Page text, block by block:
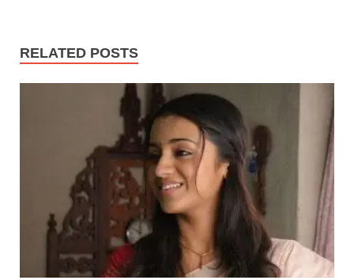
RELATED POSTS